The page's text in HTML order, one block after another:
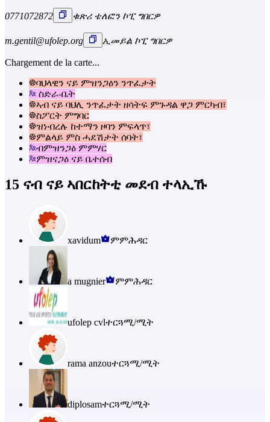
0771072872 ቁጽሪ ቴለፎን ኮፒ ግበርዎ
m.gentil@ufolep.org ኢመይል ኮፒ ግበርዎ
Chargement de la carte...
ባህላዊን ናይ ምዝንጋዕን ንጥፈታት
ስድራ-ቤት
ኣብ ናይ ባህሊ ንጥፈታት ዘሳትፍ ምጉዳል ዋጋ ምርካብ፣
ስፖርት ምግባር
ዝነብረሉ ከተማን ዞባን ምፍላጥ፣
ምልላይ ምስ ሓደሽታት ሰባት፣
ብምዝንጋዕ ምምሃር
ምዝናጋዕ ናይ ቤተሰብ
15 ናብ ናይ ኣበርከትቲ መደብ ተላኢኹ
xavidum ምምሕዳር
a mugnier ምምሕዳር
ufolep cvlተርጓሚ/ሚት
rama anzouተርጓሚ/ሚት
diplosamተርጓሚ/ሚት